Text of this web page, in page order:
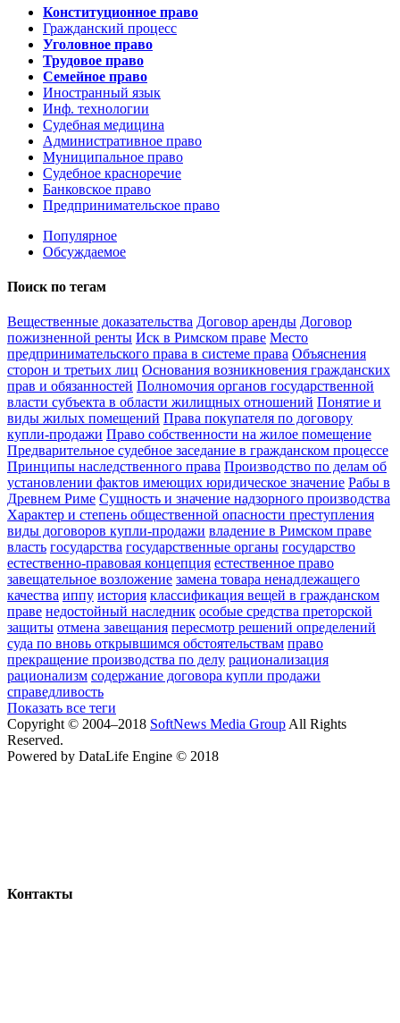
Конституционное право
Гражданский процесс
Уголовное право
Трудовое право
Cемейное право
Иностранный язык
Инф. технологии
Судебная медицина
Административное право
Муниципальное право
Судебное красноречие
Банковское право
Предпринимательское право
Популярное
Обсуждаемое
Поиск по тегам
Вещественные доказательства Договор аренды Договор
пожизненной ренты Иск в Римском праве Место
предпринимательского права в системе права Объяснения
сторон и третьих лиц Основания возникновения гражданских
прав и обязанностей Полномочия органов государственной
власти субъекта в области жилищных отношений Понятие и
виды жилых помещений Права покупателя по договору
купли-продажи Право собственности на жилое помещение
Предварительное судебное заседание в гражданском процессе
Принципы наследственного права Производство по делам об
установлении фактов имеющих юридическое значение Рабы в
Древнем Риме Сущность и значение надзорного производства
Характер и степень общественной опасности преступления
виды договоров купли-продажи владение в Римском праве
власть государства государственные органы государство
естественно-правовая концепция естественное право
завещательное возложение замена товара ненадлежащего
качества иппу история классификация вещей в гражданском
праве недостойный наследник особые средства преторской
защиты отмена завещания пересмотр решений определений
суда по вновь открывшимся обстоятельствам право
прекращение производства по делу рационализация
рационализм содержание договора купли продажи
справедливость
Показать все теги
Copyright © 2004–2018 SoftNews Media Group All Rights
Reserved.
Powered by DataLife Engine © 2018
Контакты